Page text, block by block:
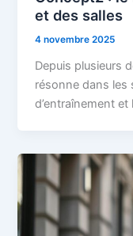
et des salles
4 novembre 2025
Depuis plusieurs
résonne dans les
d’entraînement